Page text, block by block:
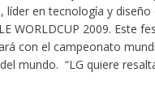
líder en tecnología y
WORLDCUP 2009. Este
con el campeonato
mundo. “LG quiere